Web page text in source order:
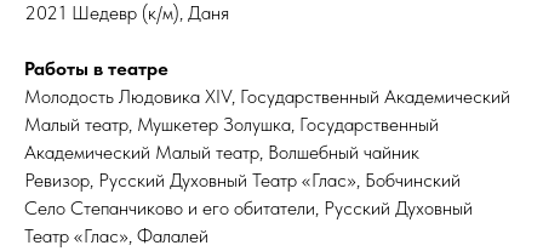
2021 Шедевр (к/м), Даня
Работы в театре
Молодость Людовика XIV, Государственный Академический
Малый театр, Мушкетер Золушка, Государственный
Академический Малый театр, Волшебный чайник
Ревизор, Русский Духовный Театр «Глас», Бобчинский
Село Степанчиково и его обитатели, Русский Духовный
Театр «Глас», Фалалей